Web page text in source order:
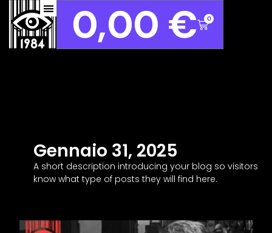
0,00 € 0
Gennaio 31, 2025
A short description introducing your blog so visitors
know what type of posts they will find here.